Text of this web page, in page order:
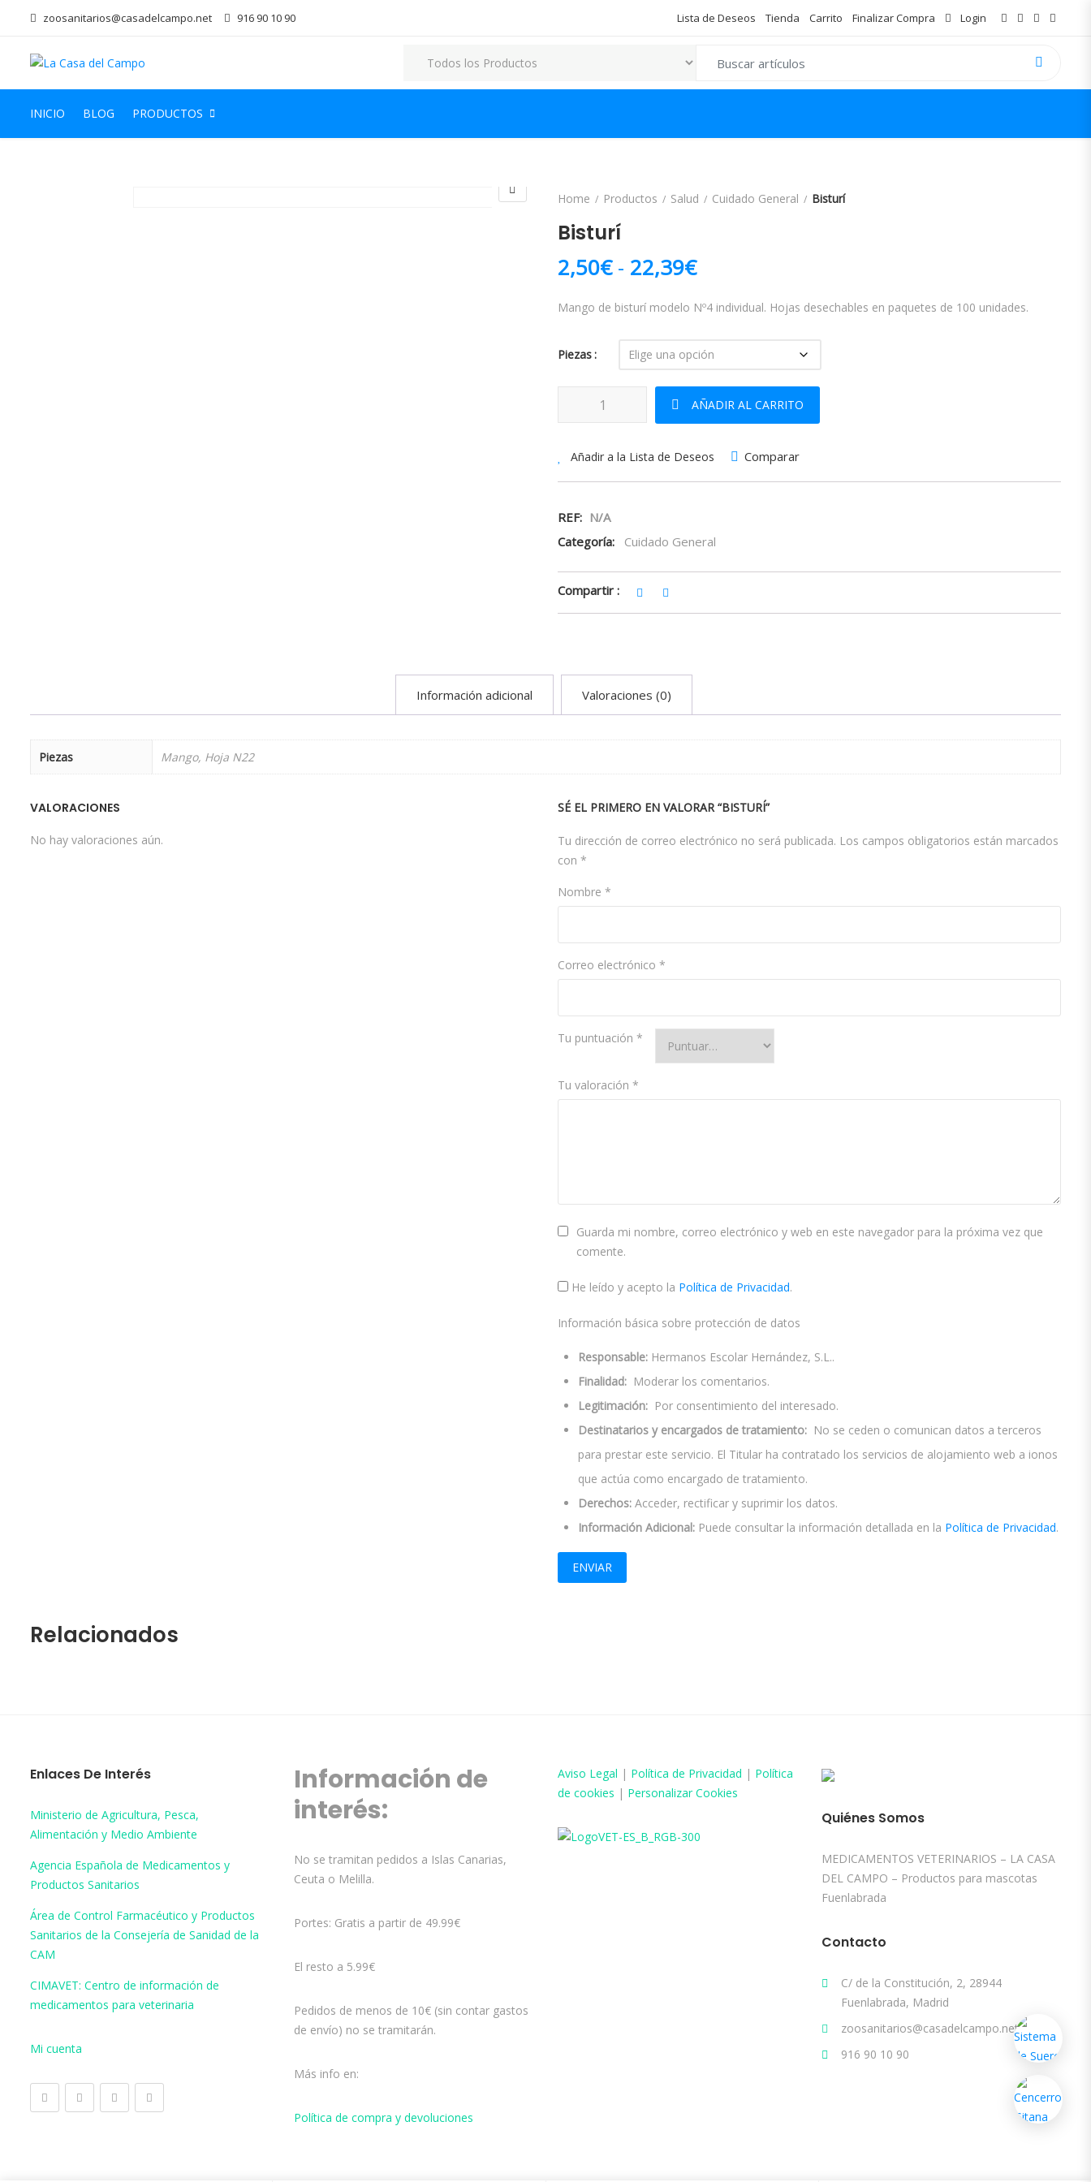
zoosanitarios@casadelcampo.net 916 90 10 90 Lista de Deseos Tienda Carrito Finalizar Compra Login
INICIO BLOG PRODUCTOS
Home Productos Salud Cuidado General Bisturí
Bisturí
2,50€ - 22,39€Rango de precios: desde 2,50€ hasta
Mango de bisturí modelo Nº4 individual. Hojas desechables en paquetes de 100 unidades.
Piezas
AÑADIR AL CARRITO
Añadir a la Lista de Deseos Comparar
REF: N/A
Categoría:
Cuidado General
Compartir :
Información adicional Valoraciones (0)
Piezas Mango, Hoja N22
VALORACIONES
No hay valoraciones aún.
SÉ EL PRIMERO EN VALORAR “BISTURÍ”
Tu dirección de correo electrónico no será publicada. Los campos obligatorios están marcados
con *
Nombre *
Correo electrónico *
Tu puntuación *
Tu valoración *
Guarda mi nombre, correo electrónico y web en este navegador para la próxima vez que
comente.
He leído y acepto la Política de Privacidad.
Información básica sobre protección de datos
Responsable: Hermanos Escolar Hernández, S.L..
Finalidad: Moderar los comentarios.
Legitimación: Por consentimiento del interesado.
Destinatarios y encargados de tratamiento: No se ceden o comunican datos a terceros
para prestar este servicio. El Titular ha contratado los servicios de alojamiento web a ionos
que actúa como encargado de tratamiento.
Derechos: Acceder, rectificar y suprimir los datos.
Información Adicional: Puede consultar la información detallada en la Política de Privacidad.
Relacionados
Enlaces De Interés
Ministerio de Agricultura, Pesca,
Alimentación y Medio Ambiente
Agencia Española de Medicamentos y
Productos Sanitarios
Área de Control Farmacéutico y Productos
Sanitarios de la Consejería de Sanidad de la
CAM
CIMAVET: Centro de información de
medicamentos para veterinaria
Mi cuenta
Información de
interés:
No se tramitan pedidos a Islas Canarias,
Ceuta o Melilla.
Portes: Gratis a partir de 49.99€
El resto a 5.99€
Pedidos de menos de 10€ (sin contar gastos
de envío) no se tramitarán.
Más info en:
Política de compra y devoluciones
Aviso Legal | Política de Privacidad | Política
de cookies | Personalizar Cookies
Quiénes Somos
MEDICAMENTOS VETERINARIOS – LA CASA
DEL CAMPO – Productos para mascotas
Fuenlabrada
Contacto
C/ de la Constitución, 2, 28944
Fuenlabrada, Madrid
zoosanitarios@casadelcampo.net
916 90 10 90